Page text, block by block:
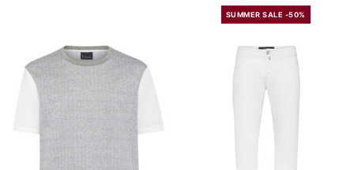
SUMMER SALE -50%